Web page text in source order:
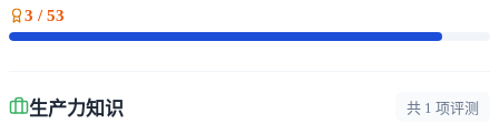
3 / 53
生产力知识 共 1 项评测